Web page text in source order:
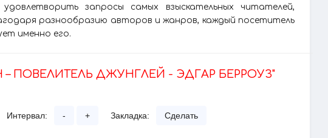
запросы самых взыскательных читателей,
разнообразию авторов и жанров, каждый посетитель
именно его.
– ПОВЕЛИТЕЛЬ ДЖУНГЛЕЙ - ЭДГАР БЕРРОУЗ"
Интервал: - + Закладка: Сделать